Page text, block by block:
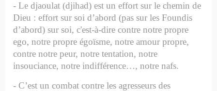
- Le djaoulat (djihad) est un effort sur le chemin de
Dieu : effort sur soi d’abord (pas sur les Foundis
d’abord) sur soi, c'est-à-dire contre notre propre
ego, notre propre égoïsme, notre amour propre,
contre notre peur, notre tentation, notre
insouciance, notre indifférence…, notre nafs.
- C’est un combat contre les agresseurs des